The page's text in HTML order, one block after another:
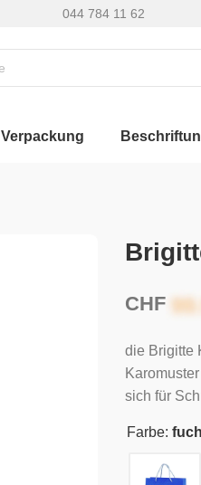
044 784 11 62
Verpackung
CHF
die Brigitte
sich für
Farbe: